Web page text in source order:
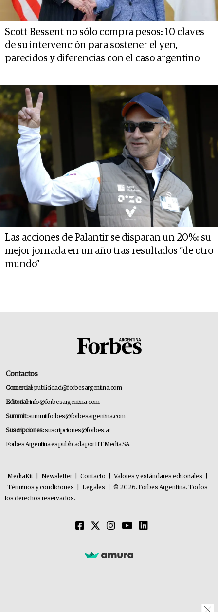
Scott Bessent no sólo compra pesos: 10 claves
de su intervención para sostener el yen,
parecidos y diferencias con el caso argentino
Las acciones de Palantir se disparan un 20%: su
mejor jornada en un año tras resultados “de otro
mundo”
Contactos
Comercial:publicidad@forbesargentina.com
Editorial:info@forbesargentina.com
Summit:summitforbes@forbesargentina.com
Suscripciones:suscripciones@forbes.ar
Forbes Argentina es publicada por HT Media SA.
MediaKit Newsletter Contacto Valores y estándares editoriales
Términos y condiciones
Legales
© 2026. Forbes Argentina. Todos
los derechos reservados.